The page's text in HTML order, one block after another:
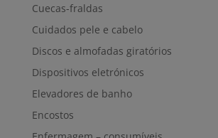
Cuecas-fraldas
Cuidados pele e cabelo
Discos e almofadas giratórios
Dispositivos eletrónicos
Elevadores de banho
Encostos